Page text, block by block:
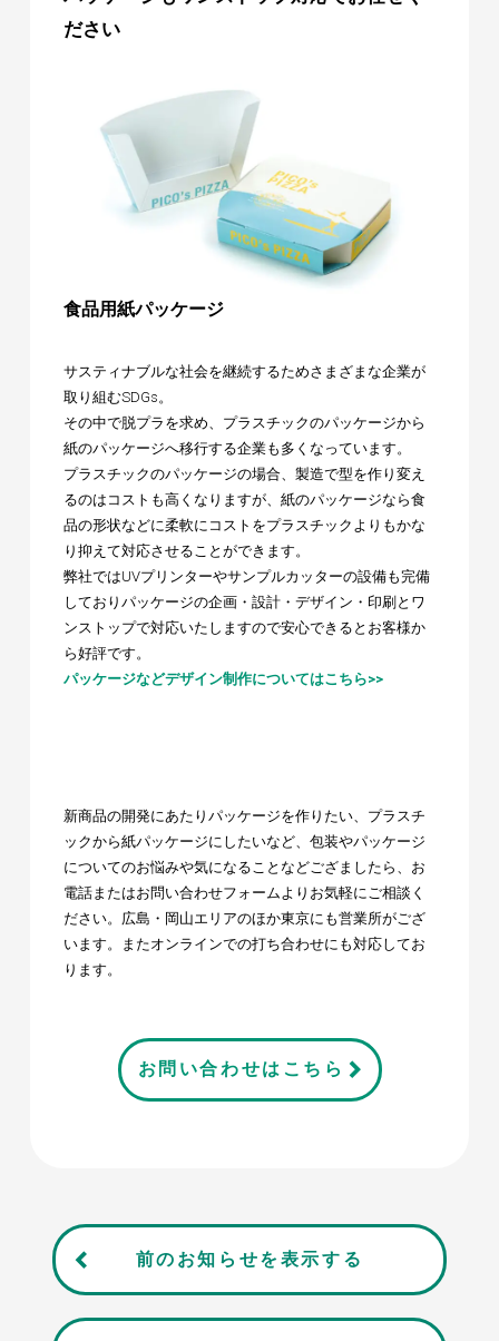
ださい
食品用紙パッケージ
サスティナブルな社会を継続するためさまざまな企業が
取り組むSDGs。
その中で脱プラを求め、プラスチックのパッケージから
紙のパッケージへ移行する企業も多くなっています。
プラスチックのパッケージの場合、製造で型を作り変え
るのはコストも高くなりますが、紙のパッケージなら食
品の形状などに柔軟にコストをプラスチックよりもかな
り抑えて対応させることができます。
弊社ではUVプリンターやサンプルカッターの設備も完備
しておりパッケージの企画・設計・デザイン・印刷とワ
ンストップで対応いたしますので安心できるとお客様か
ら好評です。
パッケージなどデザイン制作についてはこちら>>
新商品の開発にあたりパッケージを作りたい、プラスチ
ックから紙パッケージにしたいなど、包装やパッケージ
についてのお悩みや気になることなどござましたら、お
電話またはお問い合わせフォームよりお気軽にご相談く
ださい。広島・岡山エリアのほか東京にも営業所がござ
います。またオンラインでの打ち合わせにも対応してお
ります。
お問い合わせはこちら
前のお知らせを表示する